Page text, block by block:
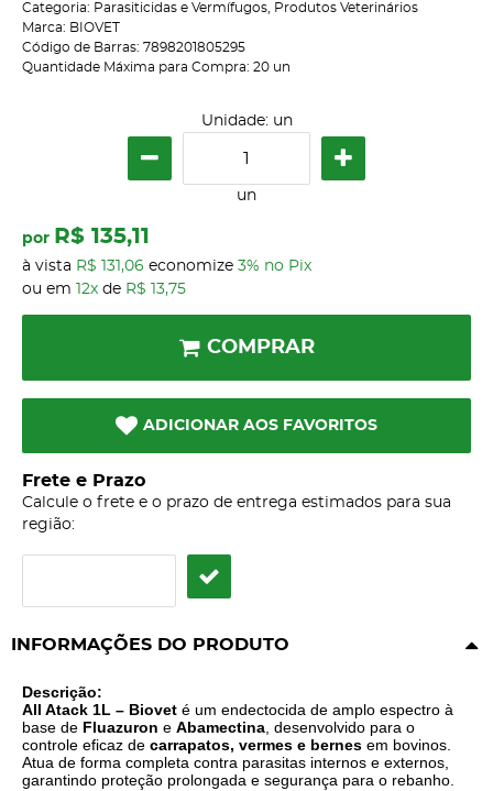
Categoria: Parasiticidas e Vermífugos
Produtos Veterinários
Marca: BIOVET
Código de Barras: 7898201805295
Quantidade Máxima para Compra: 20 un
Unidade: un
un
por R$ 135,11
à vista R$ 131,06 economize 3% no Pix
ou em
12x de R$ 13,75
COMPRAR
ADICIONAR AOS FAVORITOS
Frete e Prazo
Calcule o frete e o prazo de entrega estimados para sua
região:
INFORMAÇÕES DO PRODUTO
Descrição:
All Atack 1L – Biovet é um endectocida de amplo espectro à
base de Fluazuron e Abamectina, desenvolvido para o
controle eficaz de carrapatos, vermes e bernes em bovinos.
Atua de forma completa contra parasitas internos e externos,
garantindo proteção prolongada e segurança para o rebanho.